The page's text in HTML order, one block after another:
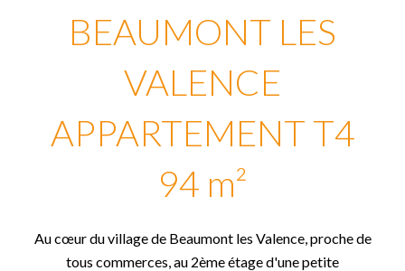
BEAUMONT LES
VALENCE
APPARTEMENT T4
94 m²
Au cœur du village de Beaumont les Valence, proche de
tous commerces, au 2ème étage d'une petite